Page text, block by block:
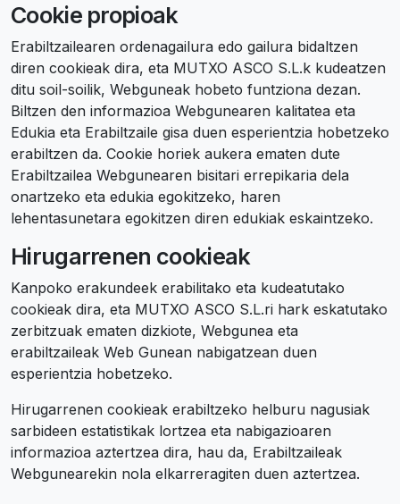
Cookie propioak
Erabiltzailearen ordenagailura edo gailura bidaltzen
diren cookieak dira, eta MUTXO ASCO S.L.k kudeatzen
ditu soil-soilik, Webguneak hobeto funtziona dezan.
Biltzen den informazioa Webgunearen kalitatea eta
Edukia eta Erabiltzaile gisa duen esperientzia hobetzeko
erabiltzen da. Cookie horiek aukera ematen dute
Erabiltzailea Webgunearen bisitari errepikaria dela
onartzeko eta edukia egokitzeko, haren
lehentasunetara egokitzen diren edukiak eskaintzeko.
Hirugarrenen cookieak
Kanpoko erakundeek erabilitako eta kudeatutako
cookieak dira, eta MUTXO ASCO S.L.ri hark eskatutako
zerbitzuak ematen dizkiote, Webgunea eta
erabiltzaileak Web Gunean nabigatzean duen
esperientzia hobetzeko.
Hirugarrenen cookieak erabiltzeko helburu nagusiak
sarbideen estatistikak lortzea eta nabigazioaren
informazioa aztertzea dira, hau da, Erabiltzaileak
Webgunearekin nola elkarreragiten duen aztertzea.